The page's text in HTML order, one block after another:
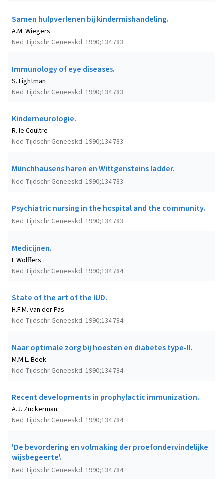
Samen hulpverlenen bij kindermishandeling.
Ned Tijdschr Geneeskd. 1990;134:783
A.M. Wiegers
Immunology of eye diseases.
Ned Tijdschr Geneeskd. 1990;134:783
S. Lightman
Kinderneurologie.
Ned Tijdschr Geneeskd. 1990;134:783
R. le Coultre
Münchhausens haren en Wittgensteins ladder.
Ned Tijdschr Geneeskd. 1990;134:783
Psychiatric nursing in the hospital and the community.
Ned Tijdschr Geneeskd. 1990;134:783
Medicijnen.
Ned Tijdschr Geneeskd. 1990;134:784
I. Wolffers
State of the art of the IUD.
Ned Tijdschr Geneeskd. 1990;134:784
H.F.M. van der Pas
Naar optimale zorg bij hoesten en diabetes type-II.
Ned Tijdschr Geneeskd. 1990;134:784
M.M.L. Beek
Recent developments in prophylactic immunization.
Ned Tijdschr Geneeskd. 1990;134:784
A.J. Zuckerman
'De bevordering en volmaking der proefondervindelijke
wijsbegeerte'.
Ned Tijdschr Geneeskd. 1990;134:784